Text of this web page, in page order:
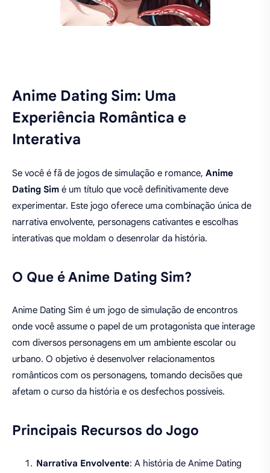
Anime Dating Sim: Uma
Experiência Romântica e
Interativa
Se você é fã de jogos de simulação e romance, Anime
Dating Sim é um título que você definitivamente deve
experimentar. Este jogo oferece uma combinação única de
narrativa envolvente, personagens cativantes e escolhas
interativas que moldam o desenrolar da história.
O Que é Anime Dating Sim?
Anime Dating Sim é um jogo de simulação de encontros
onde você assume o papel de um protagonista que interage
com diversos personagens em um ambiente escolar ou
urbano. O objetivo é desenvolver relacionamentos
românticos com os personagens, tomando decisões que
afetam o curso da história e os desfechos possíveis.
Principais Recursos do Jogo
Narrativa Envolvente: A história de Anime Dating